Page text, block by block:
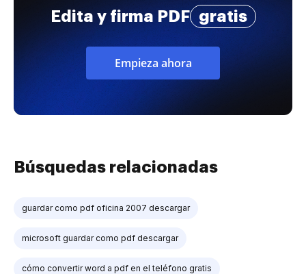
Edita y firma PDF gratis
Empieza ahora
Búsquedas relacionadas
guardar como pdf oficina 2007 descargar
microsoft guardar como pdf descargar
cómo convertir word a pdf en el teléfono gratis